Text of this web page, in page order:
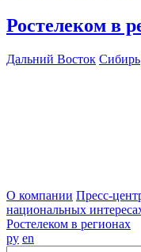
Ростелеком в
Дальний Восток Сибирь
О компании Пресс-
национальных
Ростелеком в регионах
ру en